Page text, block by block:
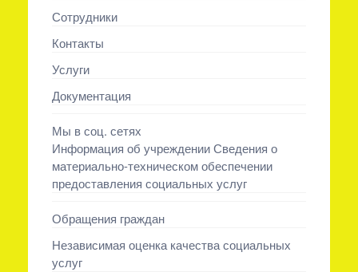
Сотрудники
Контакты
Услуги
Документация
Мы в соц. сетях
Информация об учреждении Сведения о
материально-техническом обеспечении
предоставления социальных услуг
Обращения граждан
Независимая оценка качества социальных
услуг